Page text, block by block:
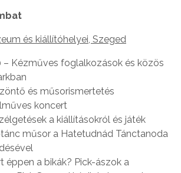
és kiállítóhelyei, Szeged
– Kézműves foglalkozások és közös
és műsorismertetés
koncert
a kiállításokról és játék
műsor a Hatetudnád Tánctanoda
éppen a bikák? Pick-ászok a